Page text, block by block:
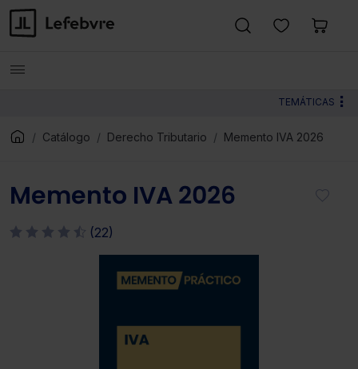
TEMÁTICAS
Catálogo Derecho Tributario Memento IVA 2026
Memento IVA 2026
(22)